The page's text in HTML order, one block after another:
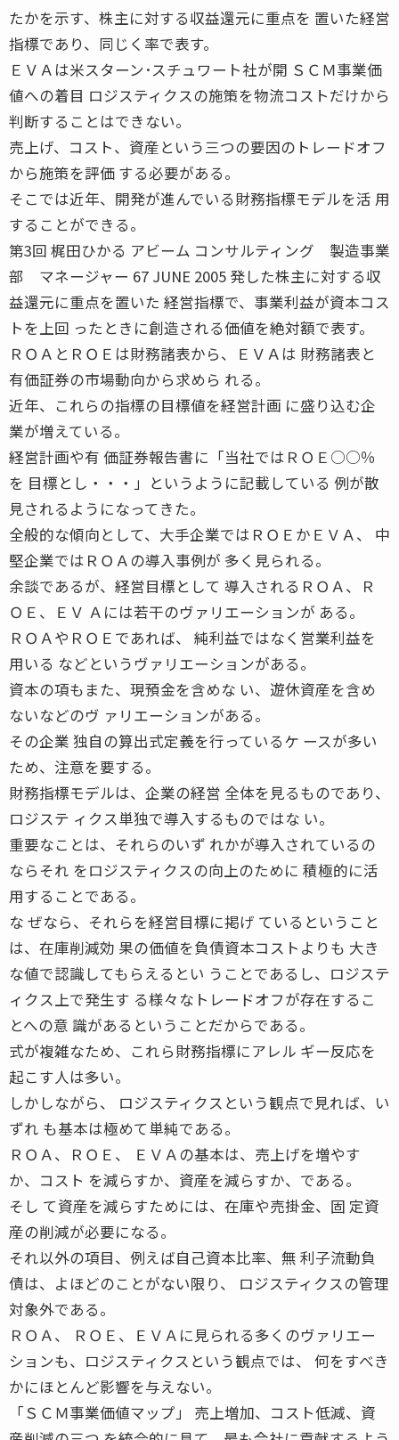
たかを示す、株主に対する収益還元に重点を 置いた経営
指標であり、同じく率で表す。
ＥＶＡは米スターン･スチュワート社が開 ＳＣＭ事業価
値への着目 ロジスティクスの施策を物流コストだけから
判断することはできない。
売上げ、コスト、資産という三つの要因のトレードオフ
から施策を評価 する必要がある。
そこでは近年、開発が進んでいる財務指標モデルを活 用
することができる。
第3回 梶田ひかる アビーム コンサルティング 製造事業
部 マネージャー 67 JUNE 2005 発した株主に対する収
益還元に重点を置いた 経営指標で、事業利益が資本コス
トを上回 ったときに創造される価値を絶対額で表す。
ＲＯＡとＲＯＥは財務諸表から、ＥＶＡは 財務諸表と
有価証券の市場動向から求めら れる。
近年、これらの指標の目標値を経営計画 に盛り込む企
業が増えている。
経営計画や有 価証券報告書に「当社ではＲＯＥ○○％
を 目標とし・・・」というように記載している 例が散
見されるようになってきた。
全般的な傾向として、大手企業ではＲＯＥかＥＶＡ、 中
堅企業ではＲＯＡの導入事例が 多く見られる。
余談であるが、経営目標として 導入されるＲＯＡ、Ｒ
ＯＥ、ＥＶ Ａには若干のヴァリエーションが ある。
ＲＯＡやＲＯＥであれば、 純利益ではなく営業利益を
用いる などというヴァリエーションがある。
資本の項もまた、現預金を含めな い、遊休資産を含め
ないなどのヴ ァリエーションがある。
その企業 独自の算出式定義を行っているケ ースが多い
ため、注意を要する。
財務指標モデルは、企業の経営 全体を見るものであり、
ロジステ ィクス単独で導入するものではな い。
重要なことは、それらのいず れかが導入されているの
ならそれ をロジスティクスの向上のために 積極的に活
用することである。
な ぜなら、それらを経営目標に掲げ ているということ
は、在庫削減効 果の価値を負債資本コストよりも 大き
な値で認識してもらえるとい うことであるし、ロジステ
ィクス上で発生す る様々なトレードオフが存在するこ
とへの意 識があるということだからである。
式が複雑なため、これら財務指標にアレル ギー反応を
起こす人は多い。
しかしながら、 ロジスティクスという観点で見れば、い
ずれ も基本は極めて単純である。
ＲＯＡ、ＲＯＥ、 ＥＶＡの基本は、売上げを増やす
か、コスト を減らすか、資産を減らすか、である。
そし て資産を減らすためには、在庫や売掛金、固 定資
産の削減が必要になる。
それ以外の項目、例えば自己資本比率、無 利子流動負
債は、よほどのことがない限り、 ロジスティクスの管理
対象外である。
ＲＯＡ、 ＲＯＥ、ＥＶＡに見られる多くのヴァリエー
ションも、ロジスティクスという観点では、 何をすべき
かにほとんど影響を与えない。
「ＳＣＭ事業価値マップ」 売上増加、コスト低減、資